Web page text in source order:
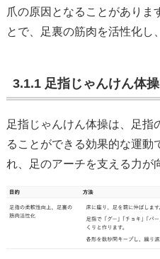
爪の原因となることがありま
とで、足裏の筋肉を活性化し
3.1.1 足指じゃんけん体
足指じゃんけん体操は、足指
ることができる効果的な運動
れ、足のアーチを支える力が